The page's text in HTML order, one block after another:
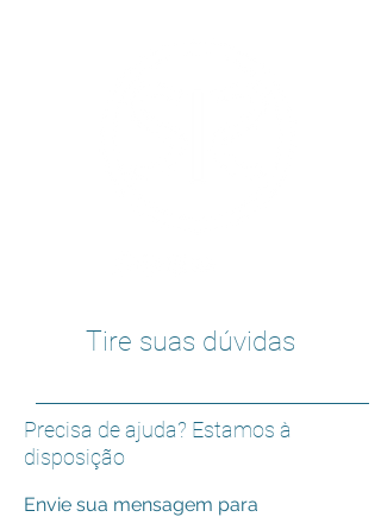
Tire suas dúvidas
Precisa de ajuda? Estamos à
disposição
Envie sua mensagem para